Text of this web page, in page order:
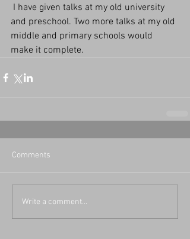
and preschool. Two more talks at my old
middle and primary schools would
make it complete.
Comments
Write a comment...